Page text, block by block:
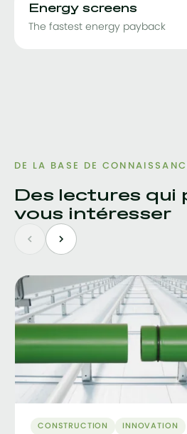
Energy screens
The fastest energy payback
DE LA BASE DE
Des lectures qui
vous intéresser
CONSTRUCTION INNOVATION